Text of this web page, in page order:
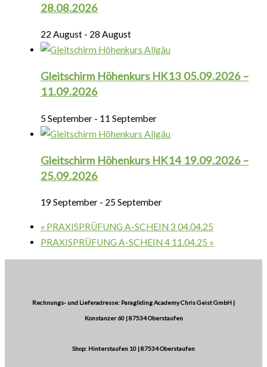
28.08.2026
22 August - 28 August
Gleitschirm Höhenkurs HK13 05.09.2026 –
11.09.2026
5 September - 11 September
Gleitschirm Höhenkurs HK14 19.09.2026 –
25.09.2026
19 September - 25 September
« PRAXISPRÜFUNG A-SCHEIN 3 04.04.25
PRAXISPRÜFUNG A-SCHEIN 4 11.04.25 »
Rechnungs- und Lieferadresse: Paragliding Academy Chris Geist GmbH |
Konstanzer 60 | 87534 Oberstaufen
Shop: Hinterstaufen 10 | 87534 Oberstaufen